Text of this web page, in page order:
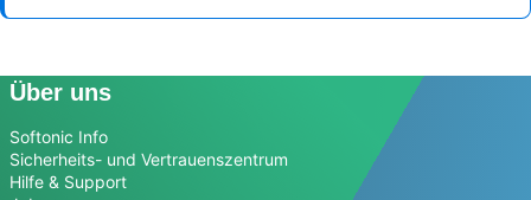
Über uns
Softonic Info
Sicherheits- und Vertrauenszentrum
Hilfe & Support